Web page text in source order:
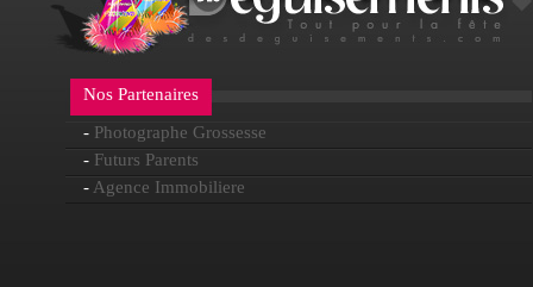
Nos Partenaires
- Photographe Grossesse
- Futurs Parents
- Agence Immobiliere